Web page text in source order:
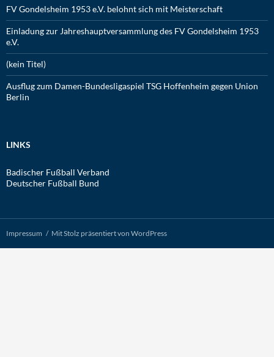
FV Gondelsheim 1953 e.V. belohnt sich mit Meisterschaft
Einladung zur Jahreshauptversammlung des FV Gondelsheim 1953
e.V.
(kein Titel)
Ausflug zum Damen-Bundesligaspiel TSG Hoffenheim gegen Union
Berlin
LINKS
Badischer Fußball Verband
Deutscher Fußball Bund
Impressum Mit Stolz präsentiert von WordPress